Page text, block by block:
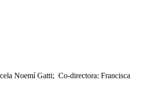
Noemí Gatti; Co-directora: Francisca